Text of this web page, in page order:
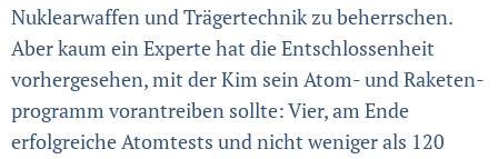
Nuklearwaffen und Träger­technik zu beherrschen.
Aber kaum ein Experte hat die Ent­schlos­sen­­­­heit
vorhergesehen, mit der Kim sein Atom- und Raketen­
programm vorantreiben sollte: Vier, am Ende
erfolgreiche Atom­tests und nicht weniger als 120